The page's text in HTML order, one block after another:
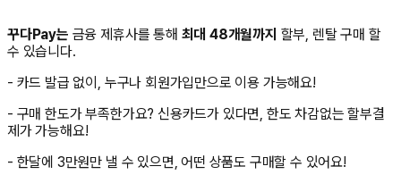
꾸다Pay는 금융 제휴사를 통해 최대 48개월까지 할부, 렌탈 구매 할
수 있습니다.
- 카드 발급 없이, 누구나 회원가입만으로 이용 가능해요!
- 구매 한도가 부족한가요? 신용카드가 있다면, 한도 차감없는 할부결
제가 가능해요!
- 한달에 3만원만 낼 수 있으면, 어떤 상품도 구매할 수 있어요!